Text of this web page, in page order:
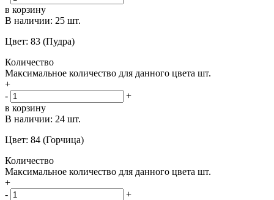
в корзину
В наличии: 25 шт.
Цвет: 83 (Пудра)
Количество
Максимальное количество для данного цвета шт.
+
-
+
в корзину
В наличии: 24 шт.
Цвет: 84 (Горчица)
Количество
Максимальное количество для данного цвета шт.
+
-
+